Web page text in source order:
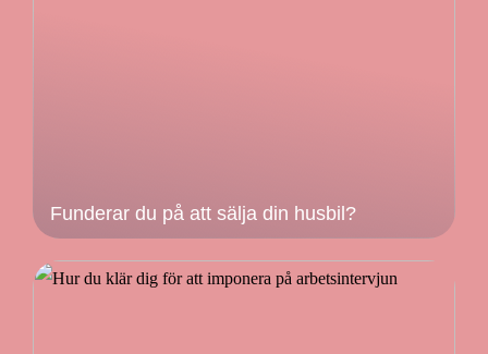
Funderar du på att sälja din husbil?